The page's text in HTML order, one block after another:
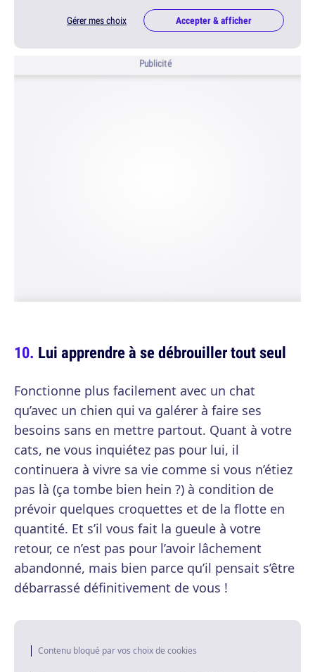
Gérer mes choix Accepter & afficher
Publicité
Lui apprendre à se débrouiller tout seul
Fonctionne plus facilement avec un chat
qu’avec un chien qui va galérer à faire ses
besoins sans en mettre partout. Quant à votre
cats, ne vous inquiétez pas pour lui, il
continuera à vivre sa vie comme si vous n’étiez
pas là (ça tombe bien hein ?) à condition de
prévoir quelques croquettes et de la flotte en
quantité. Et s’il vous fait la gueule à votre
retour, ce n’est pas pour l’avoir lâchement
abandonné, mais bien parce qu’il pensait s’être
débarrassé définitivement de vous !
Contenu bloqué par vos choix de cookies